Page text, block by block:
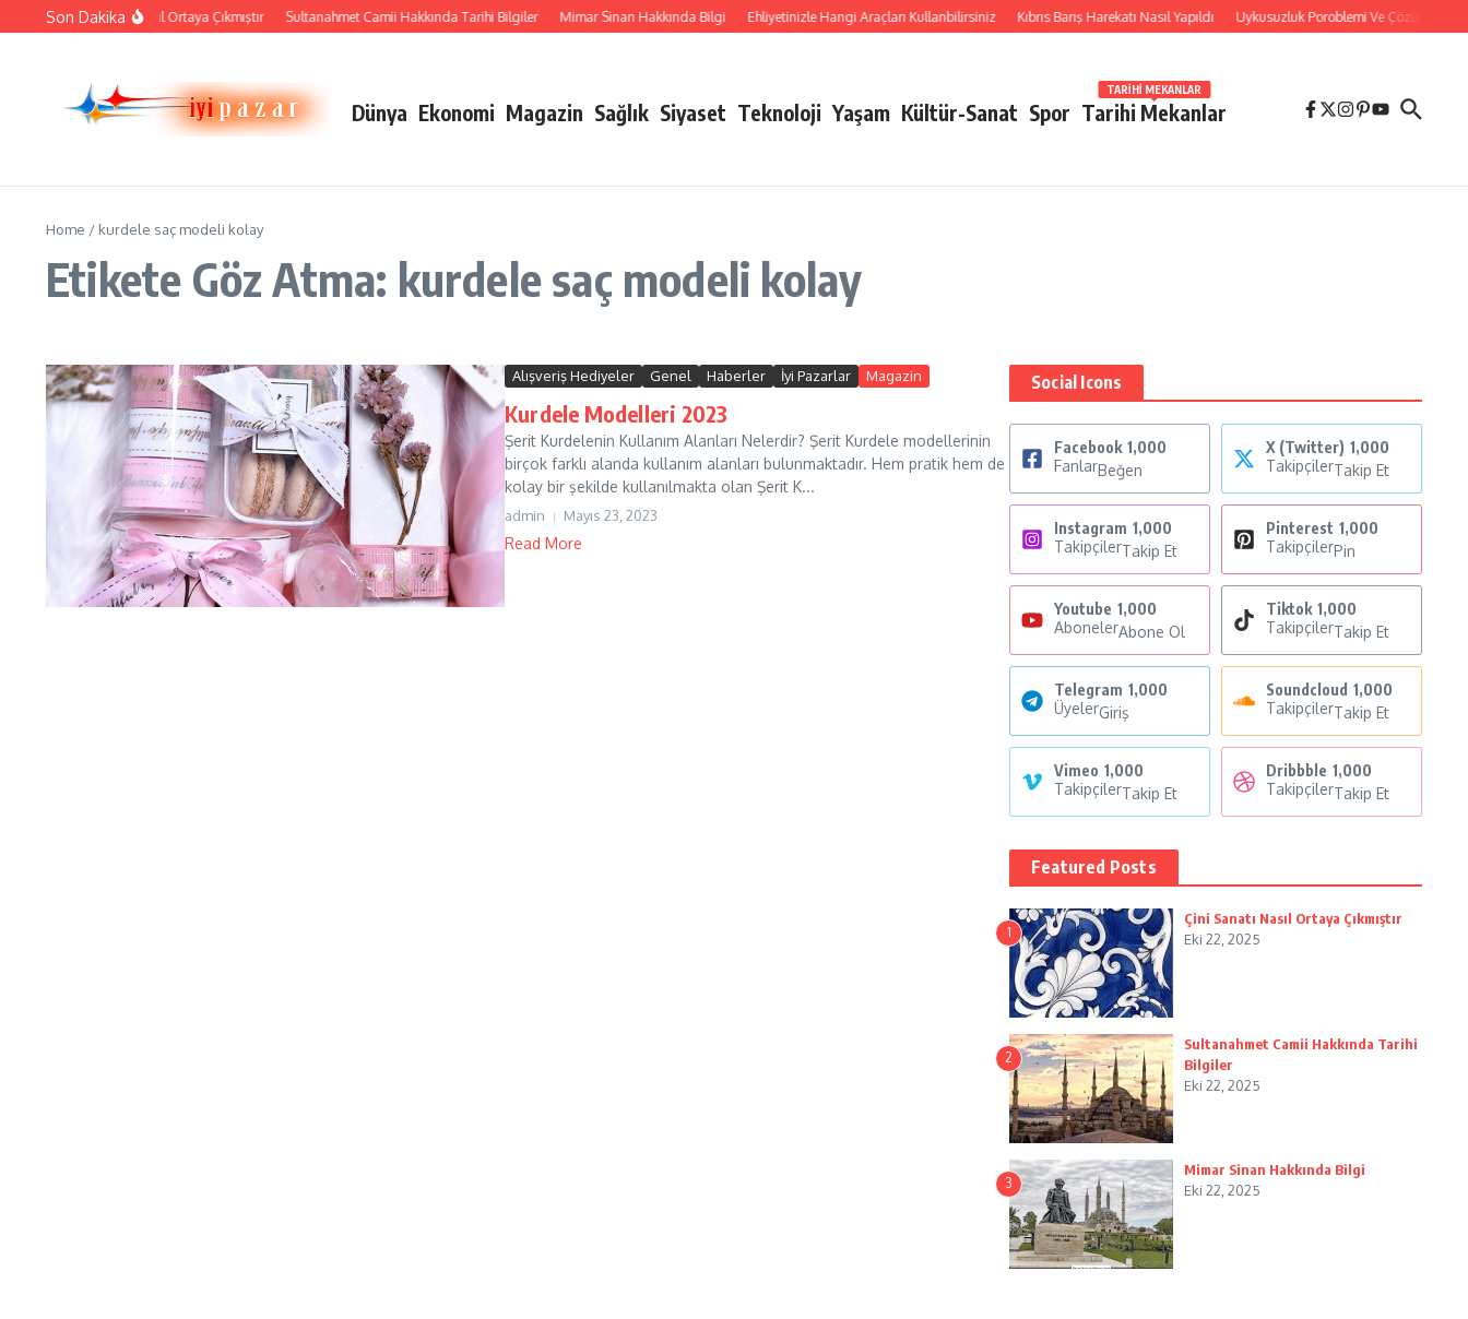
İçeriğe atlaSon Dakika
Çini Sanatı Nasıl Ortaya Çıkmıştır Sultanahmet Camii Hakkında Tarihi Bilgiler Mimar Sinan Hakkında Bilgi Ehliyetinizle Hangi Araçları Kullanbilirsiniz Kıbrıs Barış Harekatı Nasıl Yapıldı Uykusuzluk Poroblemi Ve Çözümleri
Dünya Ekonomi Magazin Sağlık Siyaset Teknoloji Yaşam Kültür-Sanat Spor Tarihi Mekanlar
TARIHI MEKANLAR
Home / kurdele saç modeli kolay
Etikete Göz Atma: kurdele saç modeli kolay
Alışveriş Hediyeler Genel Haberler İyi Pazarlar Magazin
Kurdele Modelleri 2023
Şerit Kurdelenin Kullanım Alanları Nelerdir? Şerit Kurdele modellerinin
birçok farklı alanda kullanım alanları bulunmaktadır. Hem pratik hem de
kolay bir şekilde kullanılmakta olan Şerit K...
admin Mayıs 23, 2023
Read More
Social Icons
Facebook 1,000
FanlarBeğen
X (Twitter) 1,000
TakipçilerTakip Et
Instagram 1,000
TakipçilerTakip Et
Pinterest 1,000
TakipçilerPin
Youtube 1,000
AbonelerAbone Ol
Tiktok 1,000
TakipçilerTakip Et
Telegram 1,000
ÜyelerGiriş
Soundcloud 1,000
TakipçilerTakip Et
Vimeo 1,000
TakipçilerTakip Et
Dribbble 1,000
TakipçilerTakip Et
Featured Posts
1
Çini Sanatı Nasıl Ortaya Çıkmıştır
Eki 22, 2025
2
Sultanahmet Camii Hakkında Tarihi
Bilgiler
Eki 22, 2025
3
Mimar Sinan Hakkında Bilgi
Eki 22, 2025